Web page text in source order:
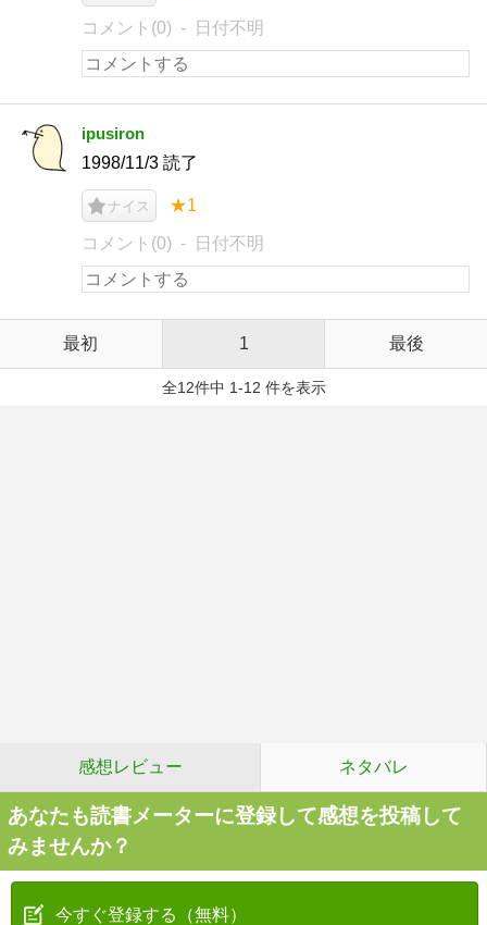
コメント(0) 日付不明
ipusiron
1998/11/3 読了
ナイス ★1
コメント(0) 日付不明
最初 1 最後
全12件中 1-12 件を表示
感想レビュー ネタバレ
あなたも読書メーターに登録して感想を投稿して
みませんか？
今すぐ登録する（無料）